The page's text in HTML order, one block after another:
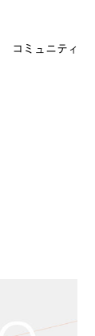
コミュニティ